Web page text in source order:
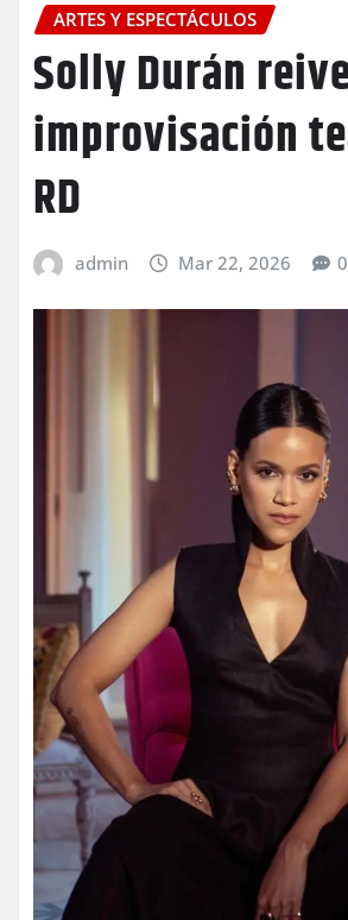
ARTES Y ESPECTÁCULOS
Solly Durán
improvisación
RD
admin Mar 22, 2026 0